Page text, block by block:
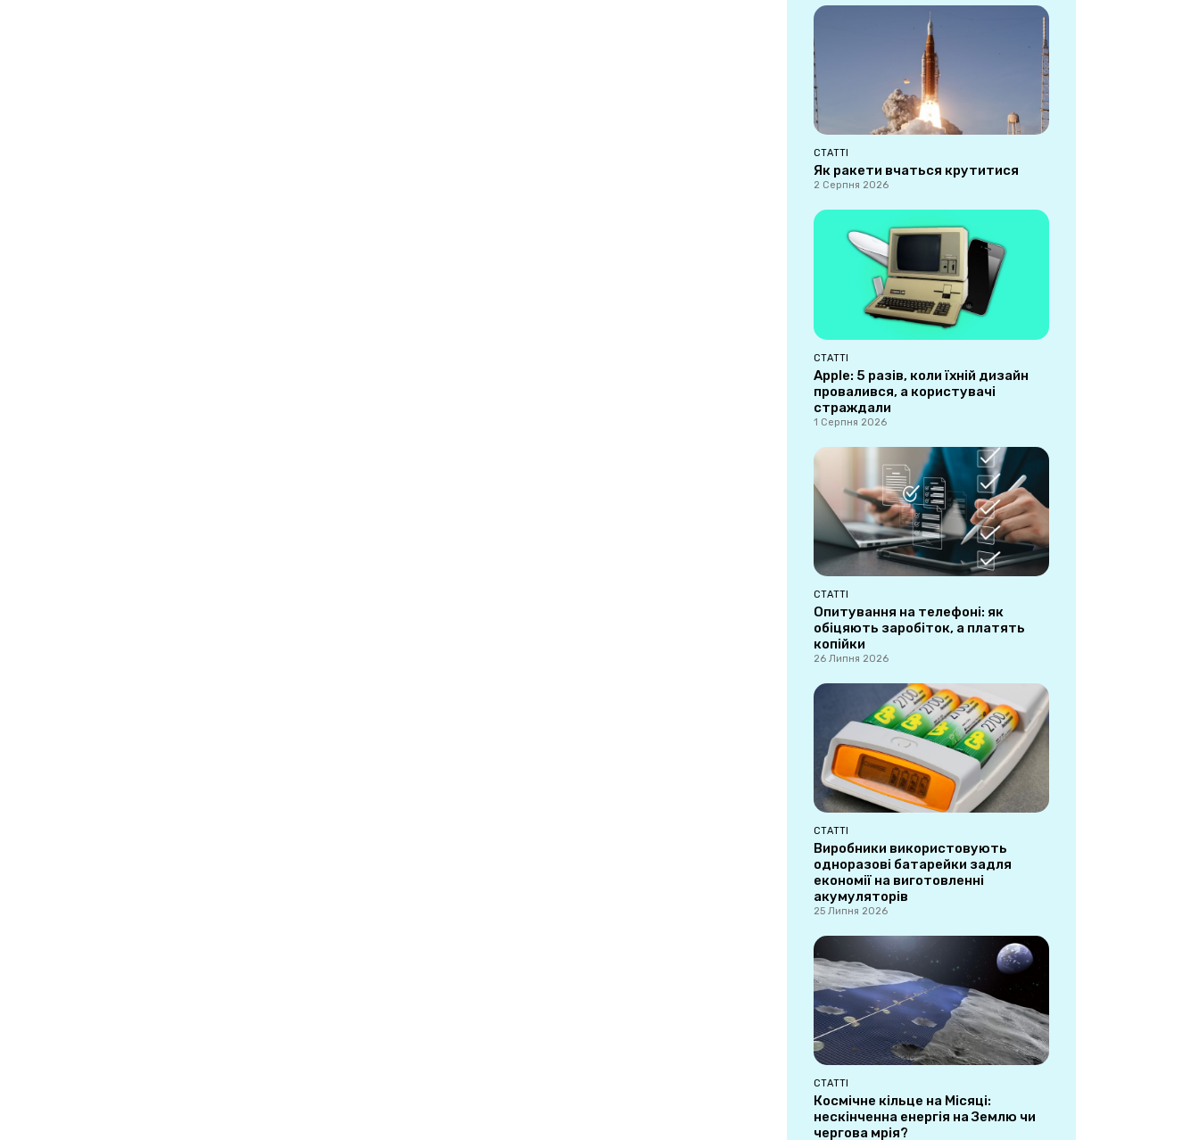
СТАТТІ
Як ракети вчаться крутитися
2 Серпня 2026
СТАТТІ
Apple: 5 разів, коли їхній дизайн
провалився, а користувачі
страждали
1 Серпня 2026
СТАТТІ
Опитування на телефоні: як
обіцяють заробіток, а платять
копійки
26 Липня 2026
СТАТТІ
Виробники використовують
одноразові батарейки задля
економії на виготовленні
акумуляторів
25 Липня 2026
СТАТТІ
Космічне кільце на Місяці:
нескінченна енергія на Землю чи
чергова мрія?